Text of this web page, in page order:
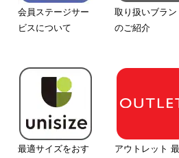
会員ステージサー
ビスについて
取り扱いブラン
のご紹介
最適サイズをおす
アウトレット